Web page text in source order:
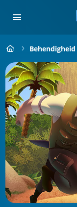
Behendigheid